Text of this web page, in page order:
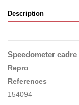
Description
Speedometer cadre
Repro
References
154094